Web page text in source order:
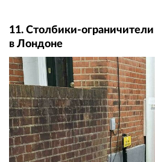
11. Столбики-
в Лондоне